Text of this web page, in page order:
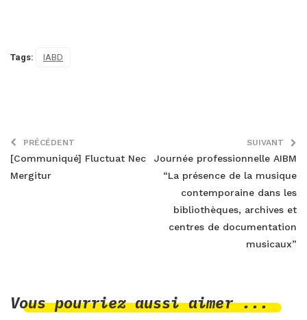
Tags: IABD
PRÉCÉDENT
[Communiqué] Fluctuat Nec
Mergitur
SUIVANT
Journée professionnelle AIBM
“La présence de la musique
contemporaine dans les
bibliothèques, archives et
centres de documentation
musicaux”
Vous pourriez aussi aimer ...